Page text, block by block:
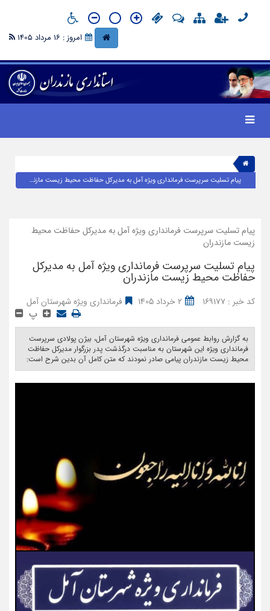
امروز : 16 مرداد 1405
پیام تسلیت سرپرست فرمانداری ویژه آمل به مدیرکل حفاظت محیط زیست مازندران
پیام تسلیت سرپرست فرمانداری ویژه آمل به مدیرکل حفاظت محیط
زیست مازندران
پیام تسلیت سرپرست فرمانداری ویژه آمل به مدیرکل
حفاظت محیط زیست مازندران
کد خبر : 169177 2 خرداد 1405 فرمانداری ویژه شهرستان آمل
پ
به گزارش روابط عمومی فرمانداری ویژه شهرستان آمل، بیژن پولادی سرپرست
فرمانداری ویژه این شهرستان به مناسبت درگذشت پدر بزرگوار مدیرکل حفاظت
محیط زیست مازندران پیامی صادر نمودند که متن کامل آن بدین شرح است: ‎